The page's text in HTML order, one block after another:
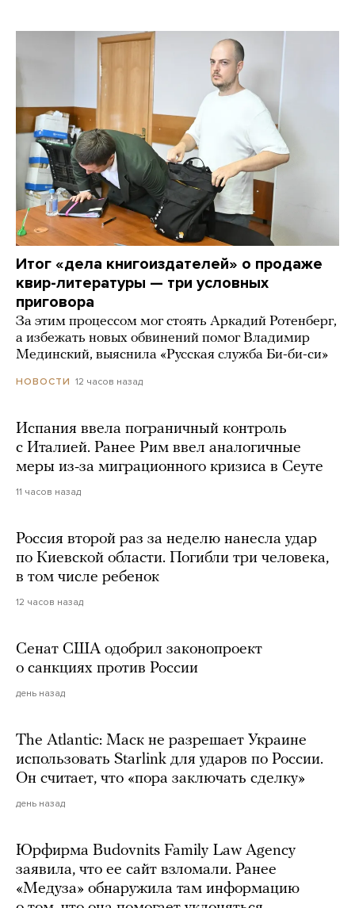
Итог «дела книгоиздателей» о продаже
квир-литературы — три условных
приговора
За этим процессом мог стоять Аркадий Ротенберг,
а избежать новых обвинений помог Владимир
Мединский, выяснила «Русская служба Би-би-си»
НОВОСТИ 12 часов назад
Испания ввела пограничный контроль
с Италией. Ранее Рим ввел аналогичные
меры из-за миграционного кризиса в Сеуте
11 часов назад
Россия второй раз за неделю нанесла удар
по Киевской области. Погибли три человека,
в том числе ребенок
12 часов назад
Сенат США одобрил законопроект
о санкциях против России
день назад
The Atlantic: Маск не разрешает Украине
использовать Starlink для ударов по России.
Он считает, что «пора заключать сделку»
день назад
Юрфирма Budovnits Family Law Agency
заявила, что ее сайт взломали. Ранее
«Медуза» обнаружила там информацию